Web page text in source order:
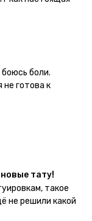
не понравится
боли.
не готова к
есть такая
местах
тату!
такое
не решили какой
еверинк